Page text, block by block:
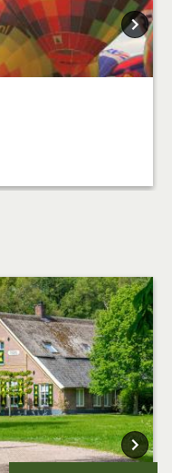
geprikkeld.
er echt even